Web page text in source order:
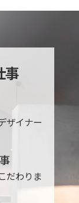
事
ザイナー
だわりま